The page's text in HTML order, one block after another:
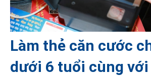
Làm thẻ căn cước
dưới 6 tuổi cùng với